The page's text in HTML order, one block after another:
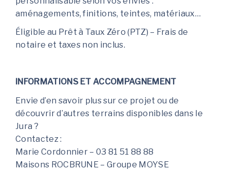
aménagements, finitions, teintes, matériaux…
Éligible au Prêt à Taux Zéro (PTZ) – Frais de
notaire et taxes non inclus.
INFORMATIONS ET ACCOMPAGNEMENT
Envie d’en savoir plus sur ce projet ou de
découvrir d’autres terrains disponibles dans le
Jura ?
Contactez :
Marie Cordonnier – 03 81 51 88 88
Maisons ROCBRUNE – Groupe MOYSE